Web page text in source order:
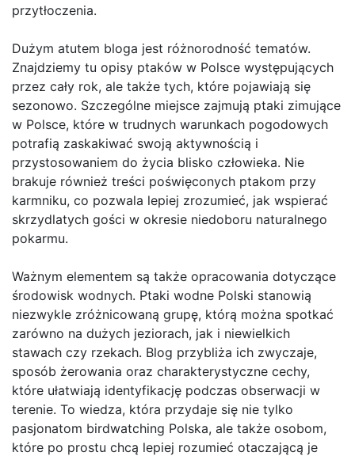
przytłoczenia.
Dużym atutem bloga jest różnorodność tematów.
Znajdziemy tu opisy ptaków w Polsce występujących
przez cały rok, ale także tych, które pojawiają się
sezonowo. Szczególne miejsce zajmują ptaki zimujące
w Polsce, które w trudnych warunkach pogodowych
potrafią zaskakiwać swoją aktywnością i
przystosowaniem do życia blisko człowieka. Nie
brakuje również treści poświęconych ptakom przy
karmniku, co pozwala lepiej zrozumieć, jak wspierać
skrzydlatych gości w okresie niedoboru naturalnego
pokarmu.
Ważnym elementem są także opracowania dotyczące
środowisk wodnych. Ptaki wodne Polski stanowią
niezwykle zróżnicowaną grupę, którą można spotkać
zarówno na dużych jeziorach, jak i niewielkich
stawach czy rzekach. Blog przybliża ich zwyczaje,
sposób żerowania oraz charakterystyczne cechy,
które ułatwiają identyfikację podczas obserwacji w
terenie. To wiedza, która przydaje się nie tylko
pasjonatom birdwatching Polska, ale także osobom,
które po prostu chcą lepiej rozumieć otaczającą je